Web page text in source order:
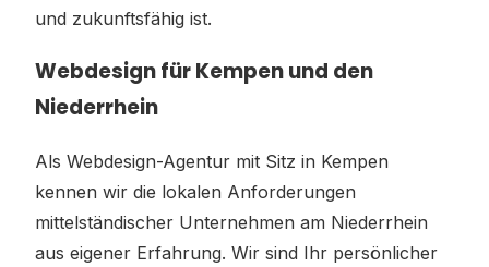
und zukunftsfähig ist.
Webdesign für Kempen und den
Niederrhein
Als Webdesign-Agentur mit Sitz in Kempen
kennen wir die lokalen Anforderungen
mittelständischer Unternehmen am Niederrhein
aus eigener Erfahrung. Wir sind Ihr persönlicher